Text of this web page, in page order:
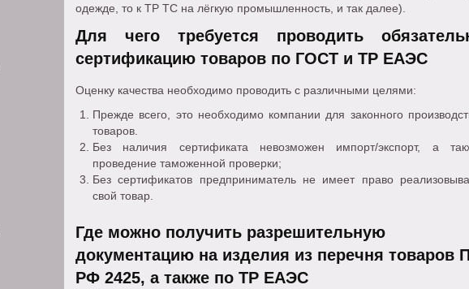
одежде, то к ТР ТС на лёгкую промышленность, и так далее).
Для чего требуется проводить
сертификацию товаров по ГОСТ и ТР ЕАЭС
Оценку качества необходимо проводить с различными целями:
Прежде всего, это необходимо компании для законного
товаров.
Без наличия сертификата невозможен импорт/экспорт, а
проведение таможенной проверки;
Без сертификатов предприниматель не имеет право
свой товар.
Где можно получить разрешительную
документацию на изделия из перечня товаров
РФ 2425, а также по ТР ЕАЭС